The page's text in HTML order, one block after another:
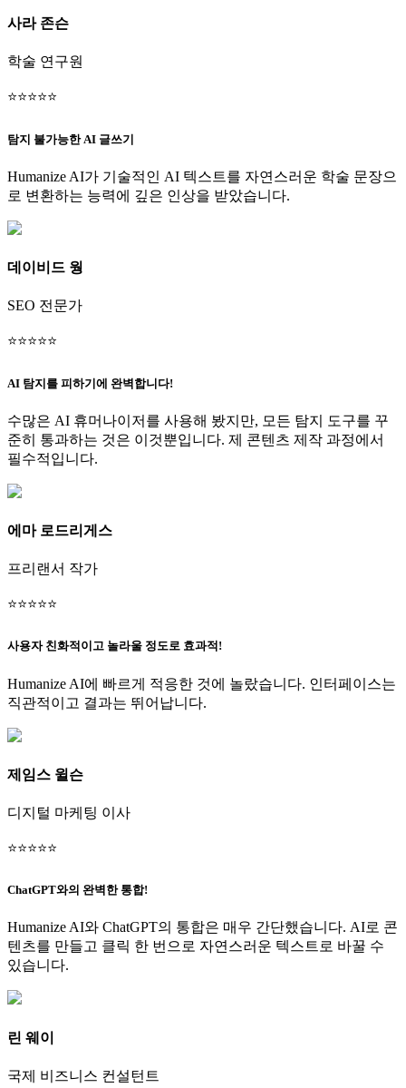
사라 존슨
학술 연구원
⭐⭐⭐⭐⭐
탐지 불가능한 AI 글쓰기
Humanize AI가 기술적인 AI 텍스트를 자연스러운 학술 문장으
로 변환하는 능력에 깊은 인상을 받았습니다.
데이비드 웡
SEO 전문가
⭐⭐⭐⭐⭐
AI 탐지를 피하기에 완벽합니다!
수많은 AI 휴머나이저를 사용해 봤지만, 모든 탐지 도구를 꾸
준히 통과하는 것은 이것뿐입니다. 제 콘텐츠 제작 과정에서
필수적입니다.
에마 로드리게스
프리랜서 작가
⭐⭐⭐⭐⭐
사용자 친화적이고 놀라울 정도로 효과적!
Humanize AI에 빠르게 적응한 것에 놀랐습니다. 인터페이스는
직관적이고 결과는 뛰어납니다.
제임스 윌슨
디지털 마케팅 이사
⭐⭐⭐⭐⭐
ChatGPT와의 완벽한 통합!
Humanize AI와 ChatGPT의 통합은 매우 간단했습니다. AI로 콘
텐츠를 만들고 클릭 한 번으로 자연스러운 텍스트로 바꿀 수
있습니다.
린 웨이
국제 비즈니스 컨설턴트